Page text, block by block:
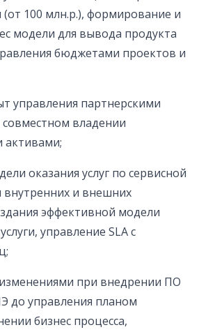
100 млн.р.), формирование и
модели для вывода продукта
бюджетами проектов и
управления партнерскими
владении
активами;
оказания услуг по сервисной
и внешних
эффективной модели
управление SLA с
при внедрении ПО
до управления планом
бизнес процесса,